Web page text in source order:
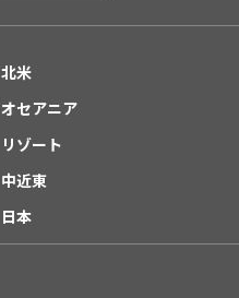
北米
オセアニア
リゾート
中近東
日本